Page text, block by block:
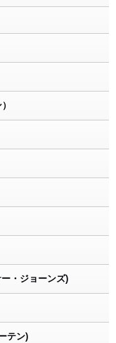
・ジョーンズ)
テン)